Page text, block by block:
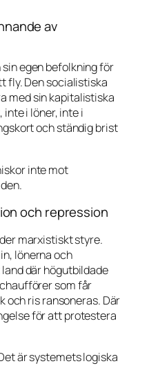
av
egen befolkning för
fly. Den socialistiska
med sin kapitalistiska
i löner, inte i
och ständig brist
inte mot
och repression
marxistiskt styre.
lönerna och
där högutbildade
som får
och ris ransoneras. Där
för att protestera
är systemets logiska